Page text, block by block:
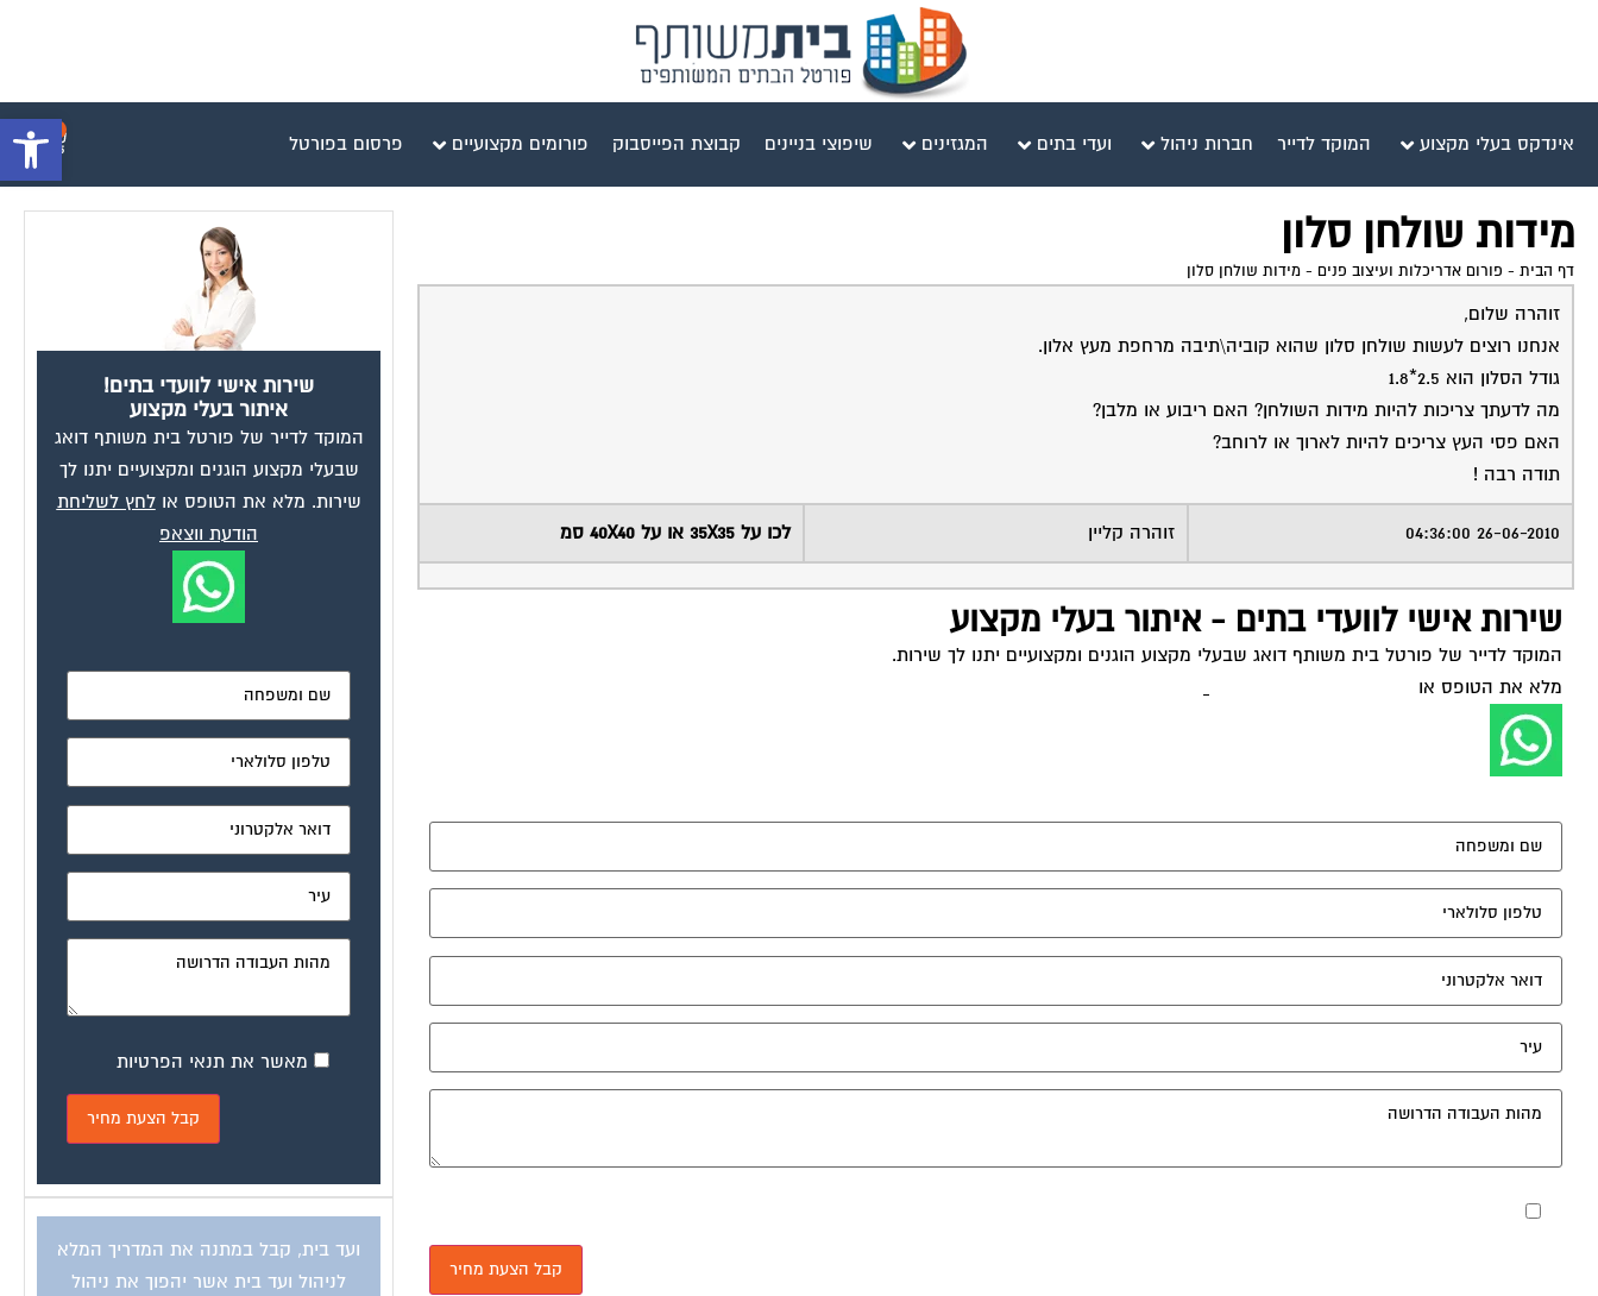
פתח אינדקס בעלי מקצוע המוקד לדייר חברות ניהול ועדי בתים המגזינים שיפוצי בניינים קבוצת הפייסבוק פורומים מקצועיים פרסום בפורטל
מידות שולחן סלון
דף הבית - פורום אדריכלות ועיצוב פנים - מידות שולחן סלון
זוהרה שלום,
אנחנו רוצים לעשות שולחן סלון שהוא קוביה\תיבה מרחפת מעץ אלון.
גודל הסלון הוא 2.5*1.8
מה לדעתך צריכות להיות מידות השולחן? האם ריבוע או מלבן?
האם פסי העץ צריכים להיות לארוך או לרוחב?
תודה רבה !
26-06-2010 04:36:00 זוהרה קליין לכו על 35X35 או על 40X40 סמ
שירות אישי לוועדי בתים - איתור בעלי מקצוע
המוקד לדייר של פורטל בית משותף דואג שבעלי מקצוע הוגנים ומקצועיים יתנו לך שירות.
מלא את הטופס או
שירות אישי לוועדי בתים!
איתור בעלי מקצוע
המוקד לדייר של פורטל בית משותף דואג
שבעלי מקצוע הוגנים ומקצועיים יתנו לך
שירות. מלא את הטופס אולחץ לשליחת
הודעת ווצאפ
מאשר את תנאי הפרטיות
ועד בית, קבל במתנה את המדריך המלא
לניהול ועד בית אשר יהפוך את ניהול